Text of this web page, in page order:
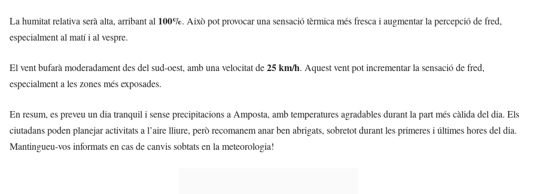
La humitat relativa serà alta, arribant al 100%. Això pot provocar una sensació tèrmica més fresca i augmentar la percepció de fred,
especialment al matí i al vespre.
El vent bufarà moderadament des del sud-oest, amb una velocitat de25 km/h. Aquest vent pot incrementar la sensació de fred,
especialment a les zones més exposades.
En resum, es preveu un dia tranquil i sense precipitacions a Amposta, amb temperatures agradables durant la part més càlida del dia. Els
ciutadans poden planejar activitats a l’aire lliure, però recomanem anar ben abrigats, sobretot durant les primeres i últimes hores del dia.
Mantingueu-vos informats en cas de canvis sobtats en la meteorologia!